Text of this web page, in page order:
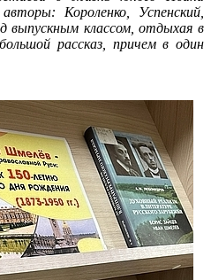
Короленко, Успенский,
выпускным классом, отдыхая в
рассказ, причем в один